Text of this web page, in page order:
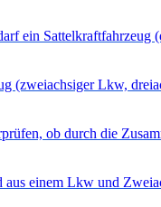
ein
(zweiachsiger Lkw,
ob durch die
einem Lkw und